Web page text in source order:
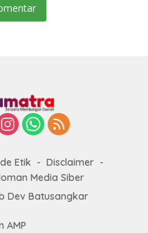
Etik
Disclaimer
Media Siber
Dev Batusangkar
AMP